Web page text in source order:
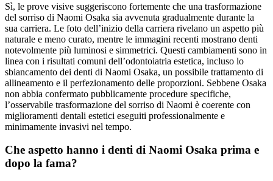
Sì, le prove visive suggeriscono fortemente che una trasformazione
del sorriso di Naomi Osaka sia avvenuta gradualmente durante la
sua carriera. Le foto dell’inizio della carriera rivelano un aspetto più
naturale e meno curato, mentre le immagini recenti mostrano denti
notevolmente più luminosi e simmetrici. Questi cambiamenti sono in
linea con i risultati comuni dell’odontoiatria estetica, incluso lo
sbiancamento dei denti di Naomi Osaka, un possibile trattamento di
allineamento e il perfezionamento delle proporzioni. Sebbene Osaka
non abbia confermato pubblicamente procedure specifiche,
l’osservabile trasformazione del sorriso di Naomi è coerente con
miglioramenti dentali estetici eseguiti professionalmente e
minimamente invasivi nel tempo.
Che aspetto hanno i denti di Naomi Osaka prima e
dopo la fama?